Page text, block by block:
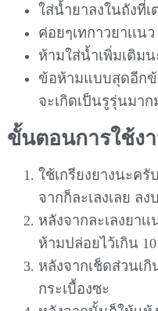
ใส่น้ำยาลงในถังที่เ
ค่อยๆเทกาวยาเเน
ห้ามใส่น้ำเพิ่มเติม
ข้อห้ามแบบสุดอีกข้
จะเกิดเป็นรูรุ่นมาก
ขั้นตอนการใช้ง
ใช้เกรียงยางนะครั
จากก็ละเลงเลย ลง
หลังจากละเลงยาเ
ห้ามปล่อยไว้เกิน
หลังจากเช็ดส่วนเ
กระเบื้องซะ